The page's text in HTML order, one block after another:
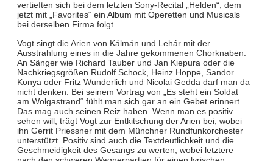
vertieften sich bei dem letzten Sony-Recital „Helden“, dem
jetzt mit „Favorites“ ein Album mit Operetten und Musicals
bei derselben Firma folgt.
Vogt singt die Arien von Kálmán und Lehár mit der
Ausstrahlung eines in die Jahre gekommenen Chorknaben.
An Sänger wie Richard Tauber und Jan Kiepura oder die
Nachkriegsgrößen Rudolf Schock, Heinz Hoppe, Sandor
Konya oder Fritz Wunderlich und Nicolai Gedda darf man da
nicht denken. Bei seinem Vortrag von „Es steht ein Soldat
am Wolgastrand“ fühlt man sich gar an ein Gebet erinnert.
Das mag auch seinen Reiz haben. Wenn man es positiv
sehen will, trägt Vogt zur Entkitschung der Arien bei, wobei
ihn Gerrit Priessner mit dem Münchner Rundfunkorchester
unterstützt. Positiv sind auch die Textdeutlichkeit und die
Geschmeidigkeit des Gesangs zu werten, wobei letztere